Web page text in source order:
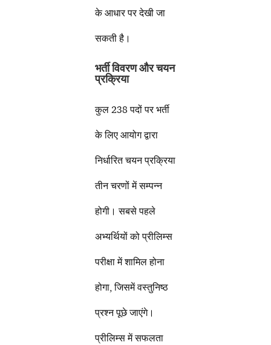
के आधार पर देखी जा
सकती है।
भर्ती विवरण और चयन
प्रक्रिया
कुल 238 पदों पर भर्ती
के लिए आयोग द्वारा
निर्धारित चयन प्रक्रिया
तीन चरणों में सम्पन्न
होगी। सबसे पहले
अभ्यर्थियों को प्रीलिम्स
परीक्षा में शामिल होना
होगा, जिसमें वस्तुनिष्ठ
प्रश्न पूछे जाएंगे।
प्रीलिम्स में सफलता